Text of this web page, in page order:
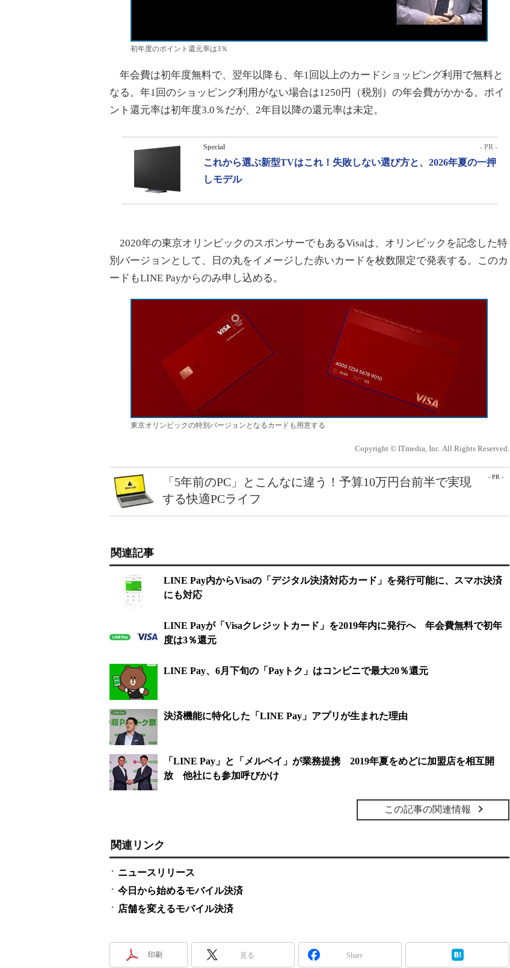
初年度のポイント還元率は3％
年会費は初年度無料で、翌年以降も、年1回以上のカードショッピング利用で無料と
なる。年1回のショッピング利用がない場合は1250円（税別）の年会費がかかる。ポイ
ント還元率は初年度3.0％だが、2年目以降の還元率は未定。
Special - PR -
これから選ぶ新型TVはこれ！失敗しない選び方と、2026年夏の一押
しモデル
2020年の東京オリンピックのスポンサーでもあるVisaは、オリンピックを記念した特
別バージョンとして、日の丸をイメージした赤いカードを枚数限定で発表する。このカ
ードもLINE Payからのみ申し込める。
東京オリンピックの特別バージョンとなるカードも用意する
Copyright © ITmedia, Inc. All Rights Reserved.
- PR -
「5年前のPC」とこんなに違う！予算10万円台前半で実現
する快適PCライフ
関連記事
LINE Pay内からVisaの「デジタル決済対応カード」を発行可能に、スマホ決済
にも対応
LINE Payが「Visaクレジットカード」を2019年内に発行へ 年会費無料で初年
度は3％還元
LINE Pay、6月下旬の「Payトク」はコンビニで最大20％還元
決済機能に特化した「LINE Pay」アプリが生まれた理由
「LINE Pay」と「メルペイ」が業務提携 2019年夏をめどに加盟店を相互開
放 他社にも参加呼びかけ
この記事の関連情報
関連リンク
ニュースリリース
今日から始めるモバイル決済
店舗を変えるモバイル決済
印刷 見る Share